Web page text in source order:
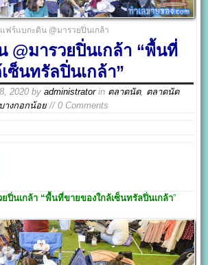
แฟร์แบกะดิน @มารวยปิ่นเกล้า
@มารวยปิ่นเกล้า “พื้นที่
ซ็นทรัลปิ่นเกล้า”
2020 byadministratorin ตลาดนัด, ตลาดนัด
างกอกน้อย// 0 Comments
ยปิ่นเกล้า “พื้นที่ขายของใกล้เซ็นทรัลปิ่นเกล้า”